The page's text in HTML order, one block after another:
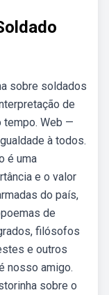
sobre soldados
de
tempo. Web —
à todos.
é uma
e o valor
do país,
de
filósofos
e outros
nosso amigo.
sobre o